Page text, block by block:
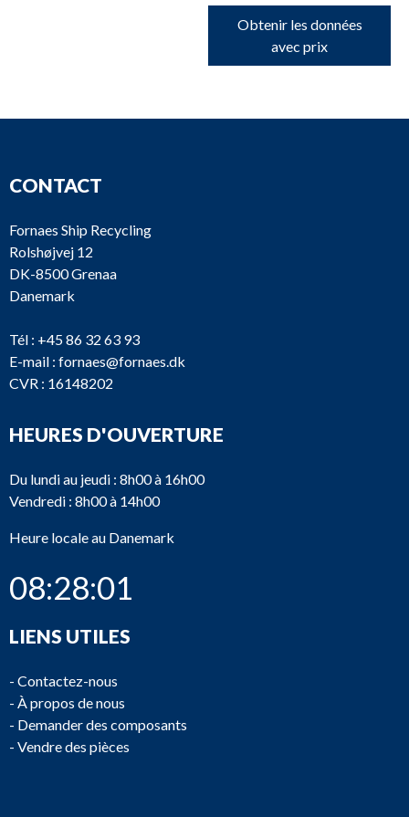
Obtenir les données
avec prix
CONTACT
Fornaes Ship Recycling
Rolshøjvej 12
DK-8500 Grenaa
Danemark
Tél : +45 86 32 63 93
E-mail : fornaes@fornaes.dk
CVR : 16148202
HEURES D'OUVERTURE
Du lundi au jeudi : 8h00 à 16h00
Vendredi : 8h00 à 14h00
Heure locale au Danemark
08:28:01
LIENS UTILES
- Contactez-nous
- À propos de nous
- Demander des composants
- Vendre des pièces